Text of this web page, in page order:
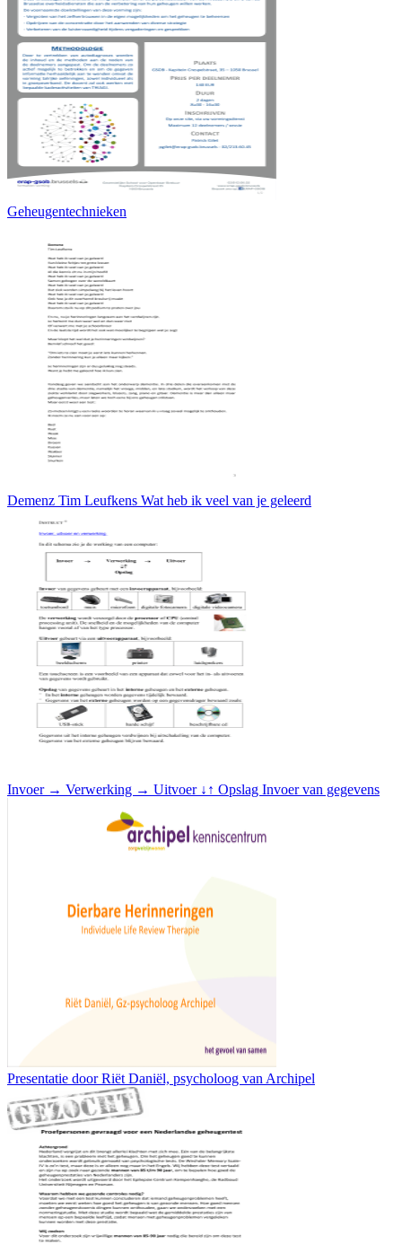
Geheugentechnieken
Demenz Tim Leufkens Wat heb ik veel van je geleerd
Invoer → Verwerking → Uitvoer ↓↑ Opslag Invoer van gegevens
Presentatie door Riët Daniël, psycholoog van Archipel